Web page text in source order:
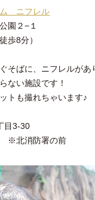
ム ニフレル
園２−１
歩8分）
そばに、ニフレルがあ
ない施設です！
トも撮れちゃいます♪
目3-30
※北消防署の前